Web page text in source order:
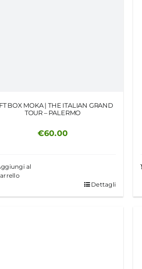
BOX MOKA | THE ITALIAN GRAND
TOUR – PALERMO
€60.00
al
Dettagli